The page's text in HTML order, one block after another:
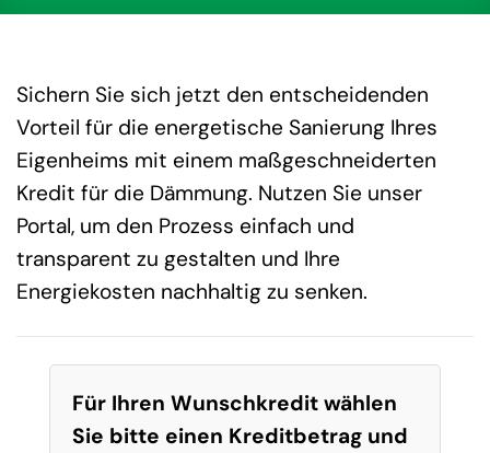
Sichern Sie sich jetzt den entscheidenden
Vorteil für die energetische Sanierung Ihres
Eigenheims mit einem maßgeschneiderten
Kredit für die Dämmung. Nutzen Sie unser
Portal, um den Prozess einfach und
transparent zu gestalten und Ihre
Energiekosten nachhaltig zu senken.
Für Ihren Wunschkredit wählen
Sie bitte einen Kreditbetrag und